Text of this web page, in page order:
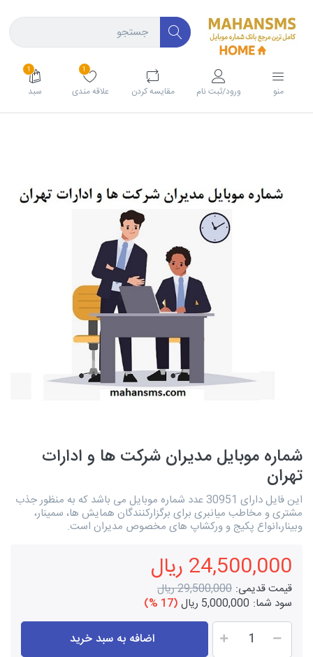
منو ورود/ثبت نام مقايسه كردن
1
علاقه مندی
1
سبد
شماره موبایل مدیران شرکت ها و ادارات
تهران
این فایل دارای 30951 عدد شماره موبایل می باشد که به منظور جذب
مشتری و مخاطب میانبری برای برگزارکنندگان همایش ها، سمینار،
وبینار،انواع پکیج و ورکشاپ های مخصوص مدیران است.
24,500,000 ریال
قیمت قدیمی: 29,500,000 ریال
سود شما: 5,000,000 ریال (17 %)
اضافه به سبد خرید